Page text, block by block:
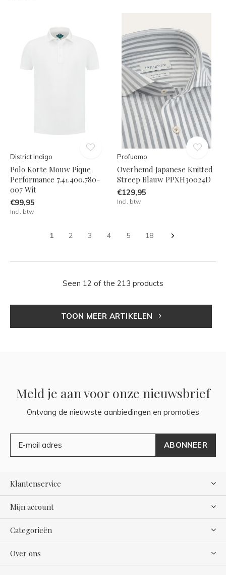
District Indigo
Polo Korte Mouw Pique
Performance 7.41.400.780-
007 Wit
€99,95
Incl. btw
Profuomo
Overhemd Japanese Knitted
Streep Blauw PPXH30024D
€129,95
Incl. btw
1 2 3 4 5 18
Seen 12 of the 213 products
TOON MEER ARTIKELEN
Meld je aan voor onze nieuwsbrief
Ontvang de nieuwste aanbiedingen en promoties
ABONNEER
Klantenservice
Mijn account
Categorieën
Over ons